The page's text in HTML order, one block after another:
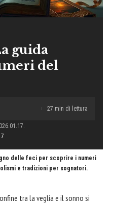
guida
del
27 min di lettura
delle feci per scoprire i numeri
e tradizioni per sognatori.
tra la veglia e il sonno si